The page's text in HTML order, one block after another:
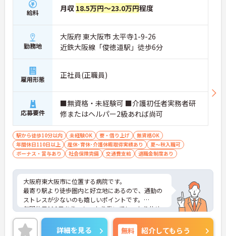
仕事と私生活の両立を目指しやすい勤務体制です。
・月ごとの公休日数が明確
・勤務時間の相談も可能
→ ライフスタイルに合わせた働き方を相談しやすい
環境です
―――――――――――――――
出産・育児後もキャリアを続けやすい体制がありま
す。
・育児休業取得実績あり
・復職制度あり
・子育てと仕事の両立をサポート
→ 長く安心して働きたい方にもおすすめです
―――――――――――――――
■ 幅広い診療科で経験が広がる
さまざまな医療ニーズに触れながら成長できます。
・内科・外科・整形外科・眼科など多彩な診療科
・外来から入院医療まで幅広く対応
・地域住民の健康を支える中核病院
・多職種との連携機会も豊富
給料 月収 18.5万円～23.0万円程度
勤務地
大阪府 東大阪市 太平寺1-9-26
近鉄大阪線「俊徳道駅」徒歩6分
雇用形態 正社員(正職員)
応募要件
■無資格・未経験可 ■介護初任者実務者研
修またはヘルパー2級あれば尚可
駅から徒歩10分以内 未経験OK 寮・借り上げ
無資格OK
年間休日110日以上
産休･育休･介護休暇取得実績あり
夏～秋入職可
ボーナス・賞与あり
社会保険完備 交通費支給 退職金制度あり
大阪府東大阪市に位置する病院です。
最寄り駅より徒歩圏内と好立地にあるので、通勤の
ストレスが少ないのも嬉しいポイントです。
年間休日110日あり、しっかり働いてしっかり休め
る、社員にとって理想の働き方を実現できます。
ご興味をお持ちの方はお気軽にお問い合わせくださ
詳細を見る 無料 紹介してもらう